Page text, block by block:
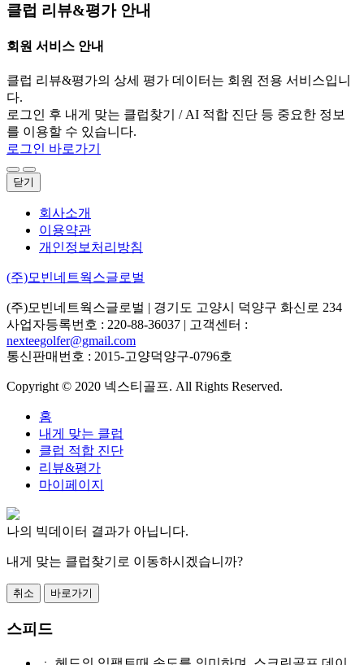
클럽 리뷰&평가 안내
회원 서비스 안내
클럽 리뷰&평가의 상세 평가 데이터는 회원 전용 서비스입니
다.
로그인 후 내게 맞는 클럽찾기 / AI 적합 진단 등 중요한 정보
를 이용할 수 있습니다.
로그인 바로가기
닫기
회사소개
이용약관
개인정보처리방침
(주)모빈네트웍스글로벌
(주)모빈네트웍스글로벌 | 경기도 고양시 덕양구 화신로 234
사업자등록번호 : 220-88-36037 | 고객센터 :
nexteegolfer@gmail.com
통신판매번호 : 2015-고양덕양구-0796호
Copyright © 2020 넥스티골프. All Rights Reserved.
홈
내게 맞는 클럽
클럽 적합 진단
리뷰&평가
마이페이지
나의 빅데이터 결과가 아닙니다.
내게 맞는 클럽찾기로 이동하시겠습니까?
취소 바로가기
스피드